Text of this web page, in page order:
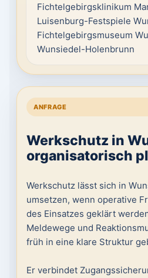
Fichtelgebirgsklinikum
Luisenburg-Festspiele
Fichtelgebirgsmuseum
Wunsiedel-Holenbrunn
ANFRAGE
Werkschutz in
organisatorisch
Werkschutz lässt sich in
umsetzen, wenn operative
des Einsatzes geklärt
Meldewege und
früh in eine klare Struktur
Er verbindet